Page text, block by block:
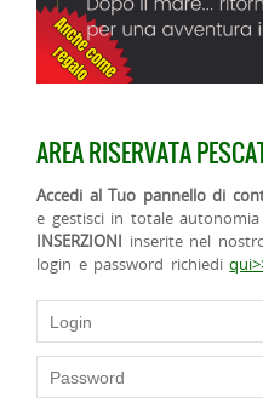
AREA RISERVATA
Accedi al Tuo pannello di
e gestisci in totale autonomia
INSERZIONI inserite nel
login e password richiedi